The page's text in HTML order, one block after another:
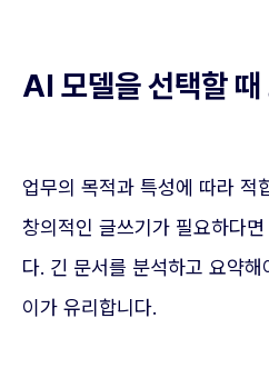
AI 모델을 선택할
업무의 목적과 특성에 따라 적
창의적인 글쓰기가 필요하다
다. 긴 문서를 분석하고 요약
이가 유리합니다.